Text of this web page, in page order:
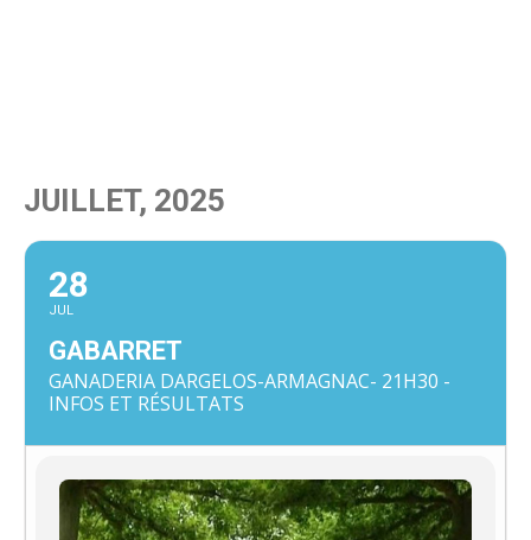
JUILLET, 2025
28
JUL
GABARRET
GANADERIA DARGELOS-ARMAGNAC- 21H30 -
INFOS ET RÉSULTATS